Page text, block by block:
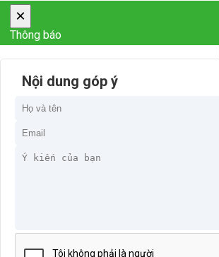
×
Thông báo
Nội dung góp ý